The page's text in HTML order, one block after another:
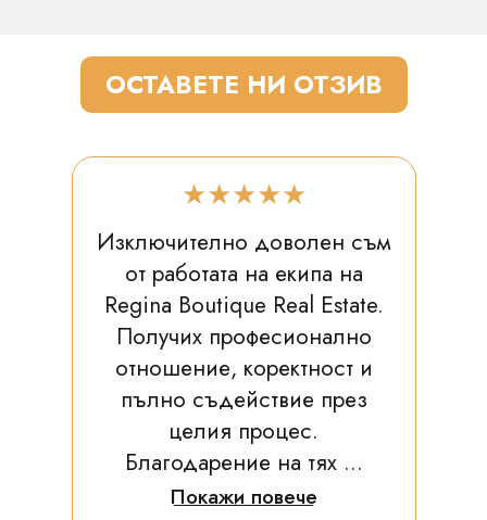
ОСТАВЕТЕ НИ ОТЗИВ
★★★★★
Изключително доволен съм
от работата на екипа на
Regina Boutique Real Estate.
Получих професионално
отношение, коректност и
пълно съдействие през
целия процес.
Благодарение на тях ...
Покажи повече